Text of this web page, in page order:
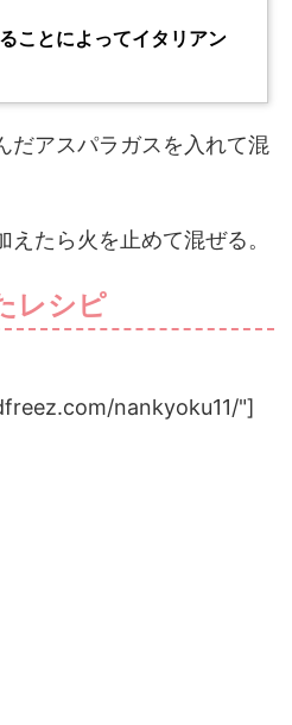
ことによってイタリアン
だアスパラガスを入れて混
えたら火を止めて混ぜる。
レシピ
nankyoku11/"]